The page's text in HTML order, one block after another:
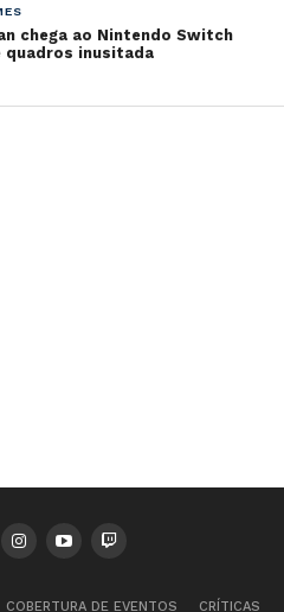
chega ao Nintendo Switch
quadros inusitada
COBERTURA DE EVENTOS CRÍTICAS